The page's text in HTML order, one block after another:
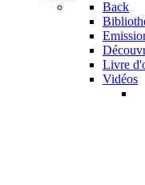
Back
Livre
Vidéos